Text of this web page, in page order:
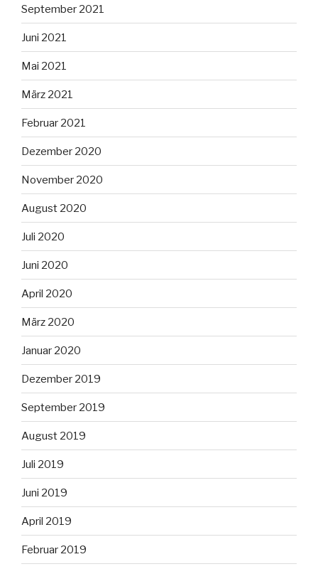
September 2021
Juni 2021
Mai 2021
März 2021
Februar 2021
Dezember 2020
November 2020
August 2020
Juli 2020
Juni 2020
April 2020
März 2020
Januar 2020
Dezember 2019
September 2019
August 2019
Juli 2019
Juni 2019
April 2019
Februar 2019